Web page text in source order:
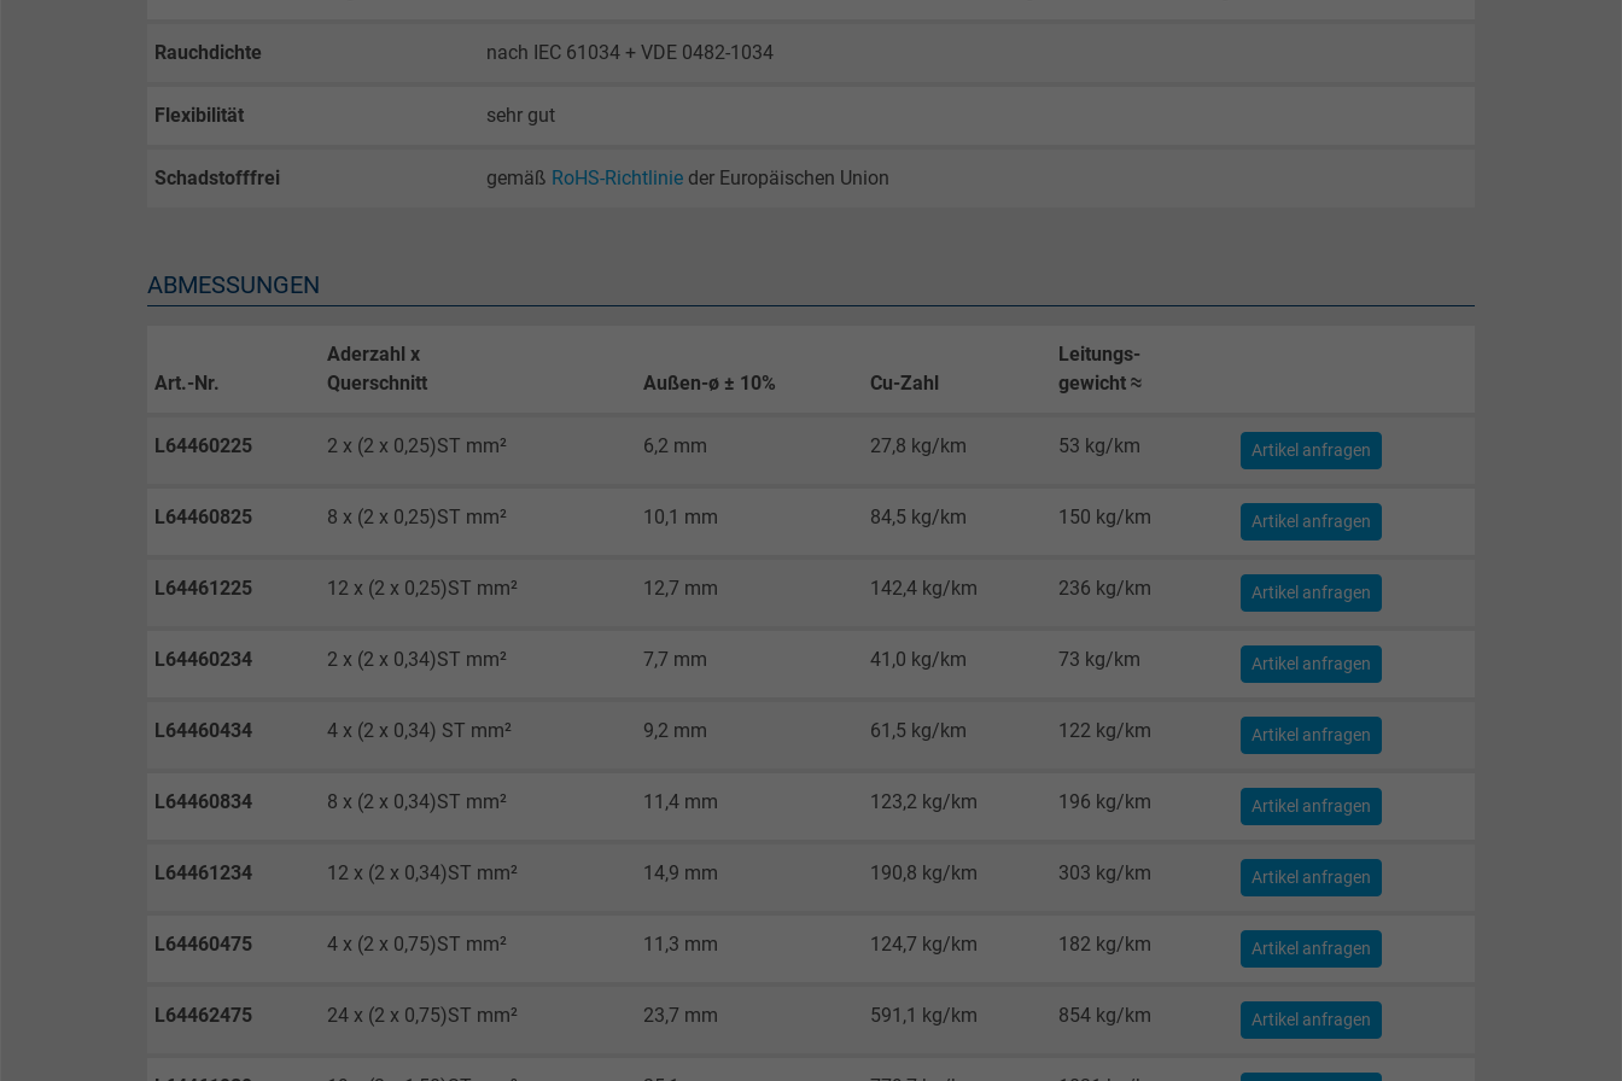
Zweck
Cookie von Google für Website-Analysen.
Besucher die Website nutzt.
Name _gat_UA-4852692-1, Google Analytics
Anbieter Google LLC
Zweck
Erzeugt statistische Daten darüber, wie der
Anbieter Google LLC
Laufzeit
Benutzers auf der Website zu
Rauchdichte nach IEC 61034 + VDE 0482-1034
Flexibilität sehr gut
Schadstofffrei gemäß RoHS-Richtlinie der Europäischen Union
ABMESSUNGEN
Art.-Nr.
Aderzahl x
Querschnitt
Außen-ø ± 10% Cu-Zahl
Leitungs-
gewicht ≈
L64460225 2 x (2 x 0,25)ST mm² 6,2 mm 27,8 kg/km 53 kg/km Artikel anfragen
L64460825 8 x (2 x 0,25)ST mm² 10,1 mm 84,5 kg/km 150 kg/km Artikel anfragen
L64461225 12 x (2 x 0,25)ST mm² 12,7 mm 142,4 kg/km 236 kg/km Artikel anfragen
L64460234 2 x (2 x 0,34)ST mm² 7,7 mm 41,0 kg/km 73 kg/km Artikel anfragen
L64460434 4 x (2 x 0,34) ST mm² 9,2 mm 61,5 kg/km 122 kg/km Artikel anfragen
L64460834 8 x (2 x 0,34)ST mm² 11,4 mm 123,2 kg/km 196 kg/km Artikel anfragen
L64461234 12 x (2 x 0,34)ST mm² 14,9 mm 190,8 kg/km 303 kg/km Artikel anfragen
L64460475 4 x (2 x 0,75)ST mm² 11,3 mm 124,7 kg/km 182 kg/km Artikel anfragen
L64462475 24 x (2 x 0,75)ST mm² 23,7 mm 591,1 kg/km 854 kg/km Artikel anfragen